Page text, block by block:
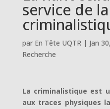
service de la
par En Tête UQTR| Jan
Recherche
La criminalistique est
aux traces physiques